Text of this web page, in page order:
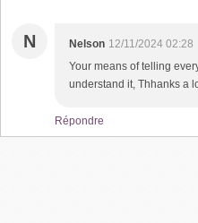
N Nelson 12/11/2024 02:28
Your means of telling
understand it, Thhanks a
Répondre